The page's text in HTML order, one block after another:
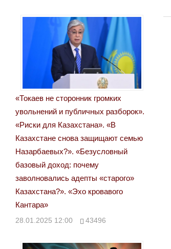
«Токаев не сторонник громких
увольнений и публичных разборок».
«Риски для Казахстана». «В
Казахстане снова защищают семью
Назарбаевых?». «Безусловный
базовый доход: почему
заволновались адепты «старого»
Казахстана?». «Эхо кровавого
Кантара»
28.01.2025 12:00 43496